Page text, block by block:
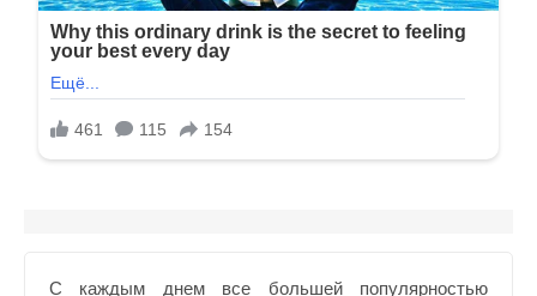
С каждым днем все большей популярностью